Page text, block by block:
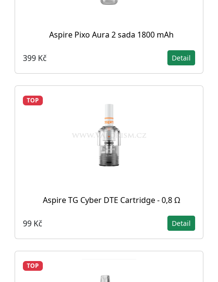
Aspire Pixo Aura 2 sada 1800 mAh
399 Kč Detail
TOP
Aspire TG Cyber DTE Cartridge - 0,8 Ω
99 Kč Detail
TOP